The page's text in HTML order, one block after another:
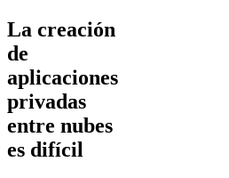
La creación
de
aplicaciones
privadas
entre nubes
es difícil